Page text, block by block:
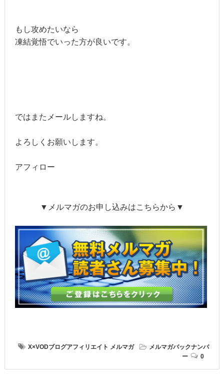
もし攻めたいなら
凍結覚悟でいった方が良いです。
ではまたメールしますね。
よろしくお願いします。
アフィロー
▼メルマガのお申し込みはこちらから▼
X×VODブログアフィリエイト メルマガ
メルマガバックナンバ
ー
0